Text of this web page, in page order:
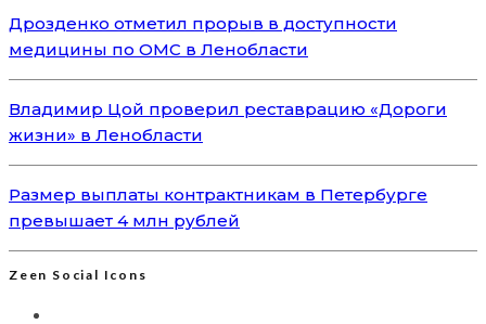
Дрозденко отметил прорыв в доступности
медицины по ОМС в Ленобласти
Владимир Цой проверил реставрацию «Дороги
жизни» в Ленобласти
Размер выплаты контрактникам в Петербурге
превышает 4 млн рублей
Zeen Social Icons